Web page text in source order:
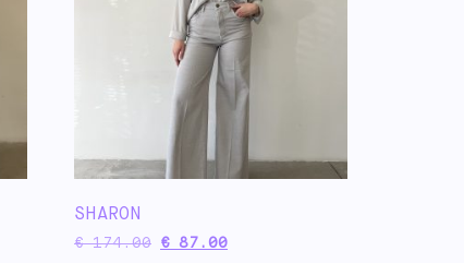
SHARON
€174.00 € 87.00